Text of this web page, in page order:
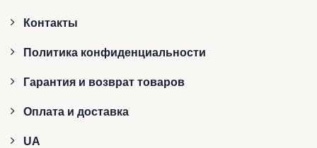
Контакты
Политика конфиденциальности
Гарантия и возврат товаров
Оплата и доставка
UA